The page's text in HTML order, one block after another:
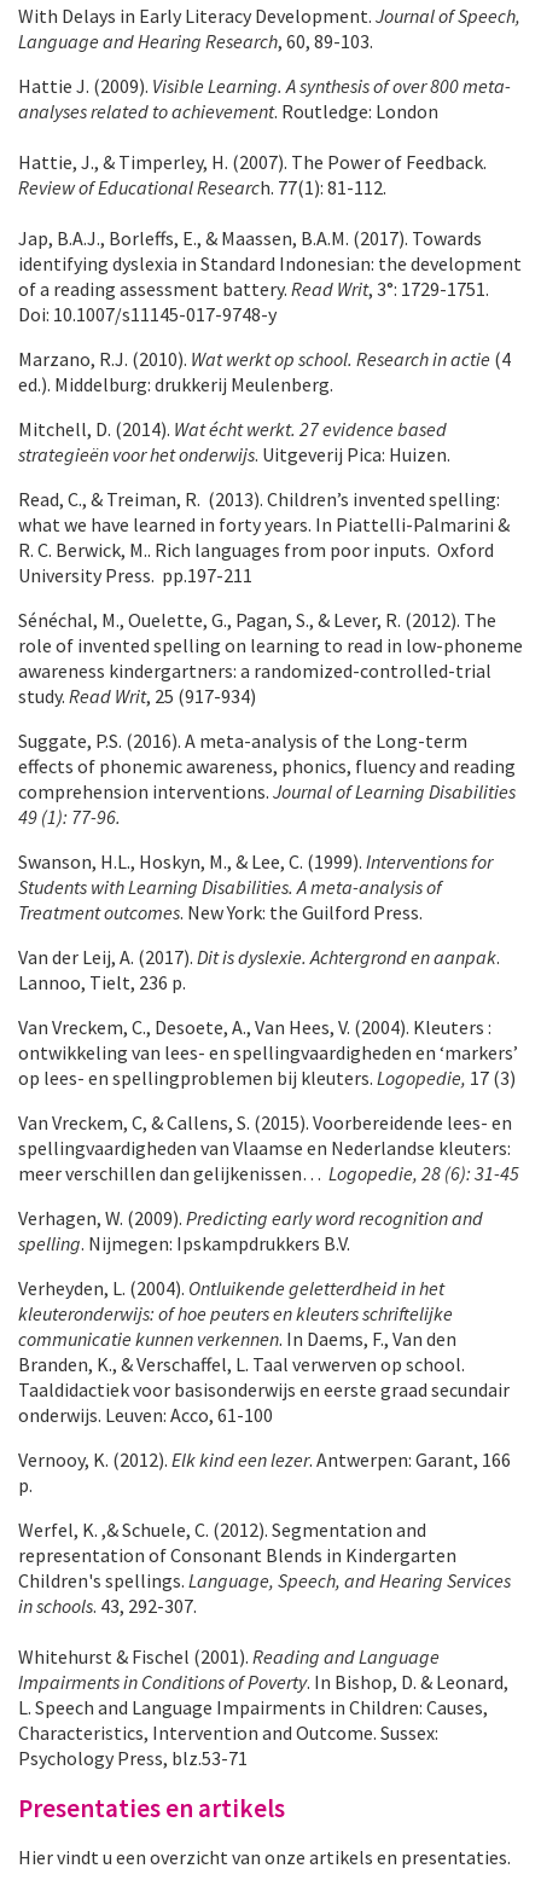
With Delays in Early Literacy Development. Journal of Speech,
Language and Hearing Research, 60, 89-103.
Hattie J. (2009). Visible Learning. A synthesis of over 800 meta-
analyses related to achievement. Routledge: London
Hattie, J., & Timperley, H. (2007). The Power of Feedback.
Review of Educational Research. 77(1): 81-112.
Jap, B.A.J., Borleffs, E., & Maassen, B.A.M. (2017). Towards
identifying dyslexia in Standard Indonesian: the development
of a reading assessment battery. Read Writ, 3°: 1729-1751.
Doi: 10.1007/s11145-017-9748-y
Marzano, R.J. (2010). Wat werkt op school. Research in actie (4
ed.). Middelburg: drukkerij Meulenberg.
Mitchell, D. (2014). Wat écht werkt. 27 evidence based
strategieën voor het onderwijs. Uitgeverij Pica: Huizen.
Read, C., & Treiman, R. (2013). Children’s invented spelling:
what we have learned in forty years. In Piattelli-Palmarini &
R. C. Berwick, M.. Rich languages from poor inputs. Oxford
University Press. pp.197-211
Sénéchal, M., Ouelette, G., Pagan, S., & Lever, R. (2012). The
role of invented spelling on learning to read in low-phoneme
awareness kindergartners: a randomized-controlled-trial
study. Read Writ, 25 (917-934)
Suggate, P.S. (2016). A meta-analysis of the Long-term
effects of phonemic awareness, phonics, fluency and reading
comprehension interventions. Journal of Learning Disabilities
49 (1): 77-96.
Swanson, H.L., Hoskyn, M., & Lee, C. (1999). Interventions for
Students with Learning Disabilities. A meta-analysis of
Treatment outcomes. New York: the Guilford Press.
Van der Leij, A. (2017). Dit is dyslexie. Achtergrond en aanpak.
Lannoo, Tielt, 236 p.
Van Vreckem, C., Desoete, A., Van Hees, V. (2004). Kleuters :
ontwikkeling van lees- en spellingvaardigheden en ‘markers’
op lees- en spellingproblemen bij kleuters. Logopedie, 17 (3)
Van Vreckem, C, & Callens, S. (2015). Voorbereidende lees- en
spellingvaardigheden van Vlaamse en Nederlandse kleuters:
meer verschillen dan gelijkenissen… Logopedie, 28 (6): 31-45
Verhagen, W. (2009). Predicting early word recognition and
spelling. Nijmegen: Ipskampdrukkers B.V.
Verheyden, L. (2004). Ontluikende geletterdheid in het
kleuteronderwijs: of hoe peuters en kleuters schriftelijke
communicatie kunnen verkennen. In Daems, F., Van den
Branden, K., & Verschaffel, L. Taal verwerven op school.
Taaldidactiek voor basisonderwijs en eerste graad secundair
onderwijs. Leuven: Acco, 61-100
Vernooy, K. (2012). Elk kind een lezer. Antwerpen: Garant, 166
p.
Werfel, K. ,& Schuele, C. (2012). Segmentation and
representation of Consonant Blends in Kindergarten
Children's spellings. Language, Speech, and Hearing Services
in schools. 43, 292-307.
Whitehurst & Fischel (2001). Reading and Language
Impairments in Conditions of Poverty. In Bishop, D. & Leonard,
L. Speech and Language Impairments in Children: Causes,
Characteristics, Intervention and Outcome. Sussex:
Psychology Press, blz.53-71
Presentaties en artikels
Hier vindt u een overzicht van onze artikels en presentaties.